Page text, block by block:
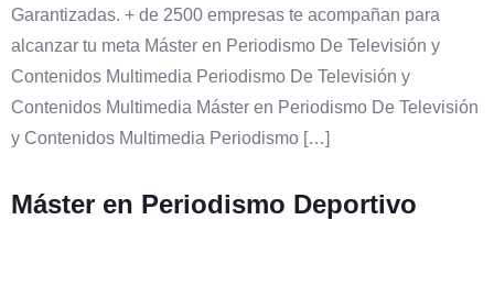
Garantizadas. + de 2500 empresas te acompañan para
alcanzar tu meta Máster en Periodismo De Televisión y
Contenidos Multimedia Periodismo De Televisión y
Contenidos Multimedia Máster en Periodismo De Televisión
y Contenidos Multimedia Periodismo […]
Máster en Periodismo Deportivo